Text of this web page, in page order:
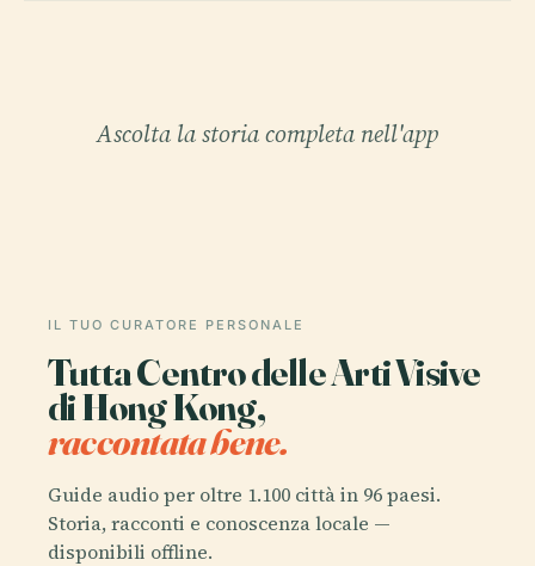
Ascolta la storia completa nell'app
IL TUO CURATORE PERSONALE
Tutta Centro delle Arti Visive
di Hong Kong,
raccontata bene.
Guide audio per oltre 1.100 città in 96 paesi.
Storia, racconti e conoscenza locale —
disponibili offline.